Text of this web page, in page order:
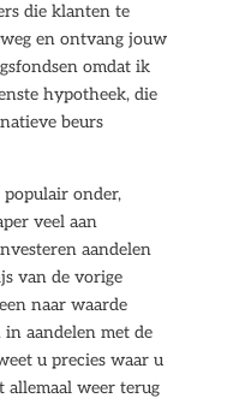
die klanten te
en ontvang jouw
omdat ik
hypotheek, die
beurs
populair onder,
veel aan
aandelen
van de vorige
naar waarde
aandelen met de
u precies waar u
allemaal weer terug